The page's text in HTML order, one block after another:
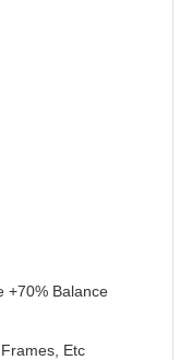
+70% Balance
Etc